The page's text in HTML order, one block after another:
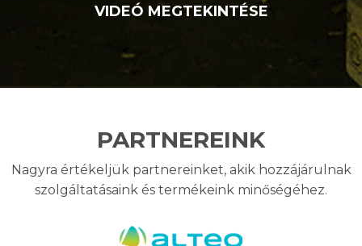
VIDEÓ MEGTEKINTÉSE
PARTNEREINK
Nagyra értékeljük partnereinket, akik hozzájárulnak
szolgáltatásaink és termékeink minőségéhez.